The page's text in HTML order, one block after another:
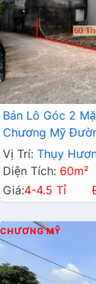
Bán Lô Góc 2
Chương Mỹ
Vị Trí: Thụy
Diện Tích: 60m²
Giá:4-4.5 Tỉ
CHƯƠNG MỸ